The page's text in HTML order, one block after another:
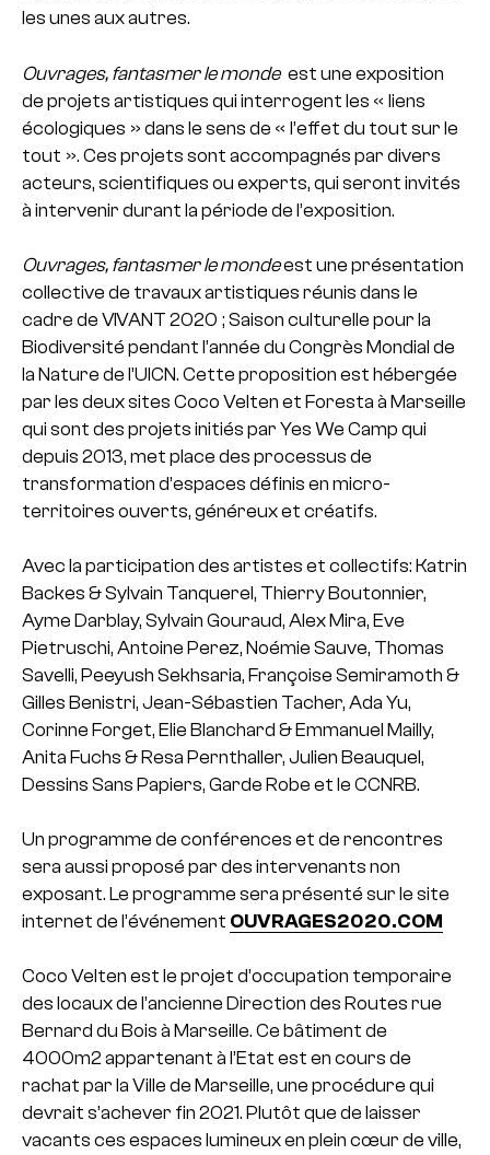
les unes aux autres.
Ouvrages, fantasmer le mondeest une exposition
de projets artistiques qui interrogent les « liens
écologiques » dans le sens de « l’effet du tout sur le
tout ». Ces projets sont accompagnés par divers
acteurs, scientifiques ou experts, qui seront invités
à intervenir durant la période de l’exposition.
Ouvrages, fantasmer le mondeest une présentation
collective de travaux artistiques réunis dans le
cadre de VIVANT 2020 ; Saison culturelle pour la
Biodiversité pendant l’année du Congrès Mondial de
la Nature de l’UICN. Cette proposition est hébergée
par les deux sites Coco Velten et Foresta à Marseille
qui sont des projets initiés par Yes We Camp qui
depuis 2013, met place des processus de
transformation d’espaces définis en micro-
territoires ouverts, généreux et créatifs.
Avec la participation des artistes et collectifs: Katrin
Backes & Sylvain Tanquerel, Thierry Boutonnier,
Ayme Darblay, Sylvain Gouraud, Alex Mira, Eve
Pietruschi, Antoine Perez, Noémie Sauve, Thomas
Savelli, Peeyush Sekhsaria, Françoise Semiramoth &
Gilles Benistri, Jean-Sébastien Tacher, Ada Yu,
Corinne Forget, Elie Blanchard & Emmanuel Mailly,
Anita Fuchs & Resa Pernthaller, Julien Beauquel,
Dessins Sans Papiers, Garde Robe et le CCNRB.
Un programme de conférences et de rencontres
sera aussi proposé par des intervenants non
exposant. Le programme sera présenté sur le site
internet de l’événement OUVRAGES2020.COM
Coco Velten est le projet d’occupation temporaire
des locaux de l’ancienne Direction des Routes rue
Bernard du Bois à Marseille. Ce bâtiment de
4000m2 appartenant à l’Etat est en cours de
rachat par la Ville de Marseille, une procédure qui
devrait s’achever fin 2021. Plutôt que de laisser
vacants ces espaces lumineux en plein cœur de ville,